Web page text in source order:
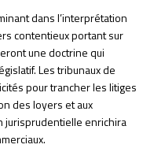
dans l’interprétation
contentieux portant sur
une doctrine qui
Les tribunaux de
pour trancher les litiges
des loyers et aux
jurisprudentielle enrichira